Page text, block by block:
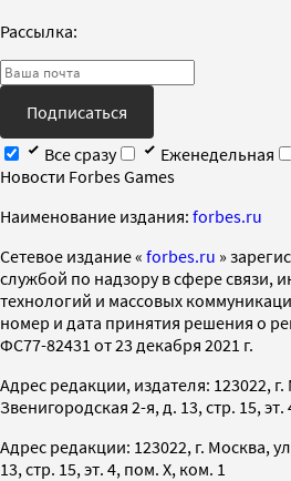
Рассылка:
Подписаться
Все сразу
Еженедельная
Новости Forbes Games
Наименование издания: forbes.ru
Cетевое издание « forbes.ru »
службой по надзору в сфере связи,
технологий и массовых
номер и дата принятия решения о
ФС77-82431 от 23 декабря 2021 г.
Адрес редакции, издателя: 123022, г.
Звенигородская 2-я, д. 13, стр. 15, эт.
Адрес редакции: 123022, г. Москва,
13, стр. 15, эт. 4, пом. X, ком. 1